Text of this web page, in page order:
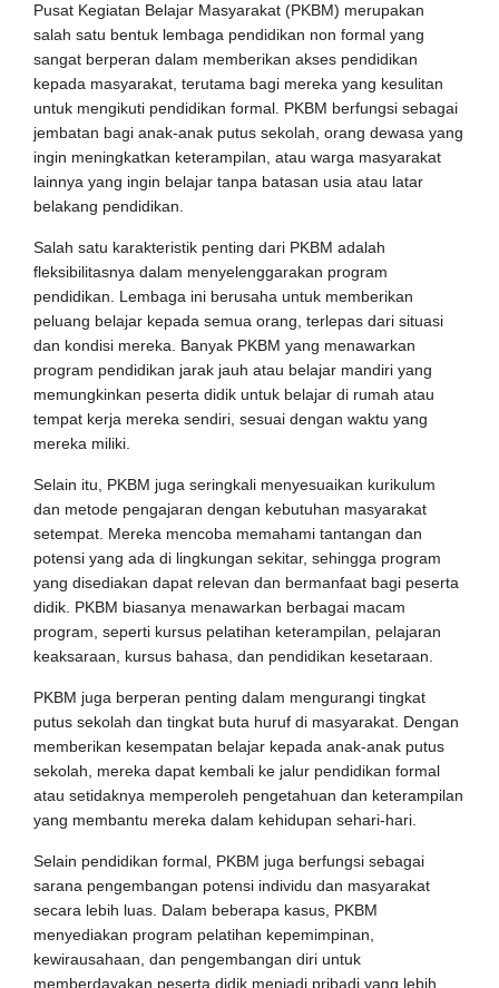
Pusat Kegiatan Belajar Masyarakat (PKBM) merupakan
salah satu bentuk lembaga pendidikan non formal yang
sangat berperan dalam memberikan akses pendidikan
kepada masyarakat, terutama bagi mereka yang kesulitan
untuk mengikuti pendidikan formal. PKBM berfungsi sebagai
jembatan bagi anak-anak putus sekolah, orang dewasa yang
ingin meningkatkan keterampilan, atau warga masyarakat
lainnya yang ingin belajar tanpa batasan usia atau latar
belakang pendidikan.
Salah satu karakteristik penting dari PKBM adalah
fleksibilitasnya dalam menyelenggarakan program
pendidikan. Lembaga ini berusaha untuk memberikan
peluang belajar kepada semua orang, terlepas dari situasi
dan kondisi mereka. Banyak PKBM yang menawarkan
program pendidikan jarak jauh atau belajar mandiri yang
memungkinkan peserta didik untuk belajar di rumah atau
tempat kerja mereka sendiri, sesuai dengan waktu yang
mereka miliki.
Selain itu, PKBM juga seringkali menyesuaikan kurikulum
dan metode pengajaran dengan kebutuhan masyarakat
setempat. Mereka mencoba memahami tantangan dan
potensi yang ada di lingkungan sekitar, sehingga program
yang disediakan dapat relevan dan bermanfaat bagi peserta
didik. PKBM biasanya menawarkan berbagai macam
program, seperti kursus pelatihan keterampilan, pelajaran
keaksaraan, kursus bahasa, dan pendidikan kesetaraan.
PKBM juga berperan penting dalam mengurangi tingkat
putus sekolah dan tingkat buta huruf di masyarakat. Dengan
memberikan kesempatan belajar kepada anak-anak putus
sekolah, mereka dapat kembali ke jalur pendidikan formal
atau setidaknya memperoleh pengetahuan dan keterampilan
yang membantu mereka dalam kehidupan sehari-hari.
Selain pendidikan formal, PKBM juga berfungsi sebagai
sarana pengembangan potensi individu dan masyarakat
secara lebih luas. Dalam beberapa kasus, PKBM
menyediakan program pelatihan kepemimpinan,
kewirausahaan, dan pengembangan diri untuk
memberdayakan peserta didik menjadi pribadi yang lebih